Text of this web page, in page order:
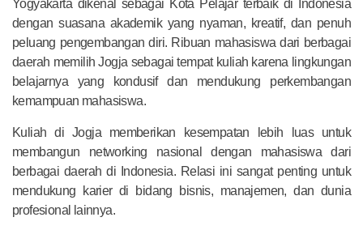
Yogyakarta dikenal sebagai Kota Pelajar terbaik di Indonesia
dengan suasana akademik yang nyaman, kreatif, dan penuh
peluang pengembangan diri. Ribuan mahasiswa dari berbagai
daerah memilih Jogja sebagai tempat kuliah karena lingkungan
belajarnya yang kondusif dan mendukung perkembangan
kemampuan mahasiswa.
Kuliah di Jogja memberikan kesempatan lebih luas untuk
membangun networking nasional dengan mahasiswa dari
berbagai daerah di Indonesia. Relasi ini sangat penting untuk
mendukung karier di bidang bisnis, manajemen, dan dunia
profesional lainnya.